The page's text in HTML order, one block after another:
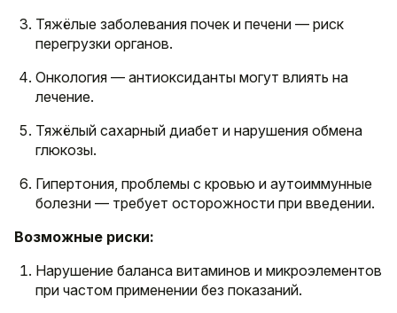
Тяжёлые заболевания почек и печени — риск
перегрузки органов.
Онкология — антиоксиданты могут влиять на
лечение.
Тяжёлый сахарный диабет и нарушения обмена
глюкозы.
Гипертония, проблемы с кровью и аутоиммунные
болезни — требует осторожности при введении.
Возможные риски:
Нарушение баланса витаминов и микроэлементов
при частом применении без показаний.